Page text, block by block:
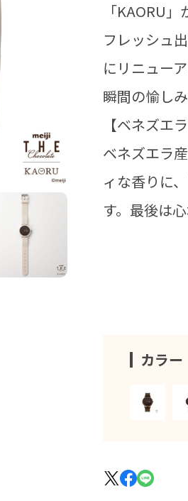
カラー
「KAORU
フレッシュ
にリニュー
瞬間の愉し
【ベネズエ
ベネズエラ
ィな香りに
す。最後は